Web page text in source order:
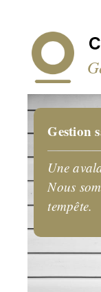
Gestion
Une
Nous
tempête.